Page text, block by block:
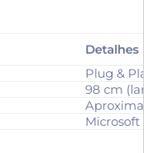
Detalhes
Plug &
98 cm
Microsoft